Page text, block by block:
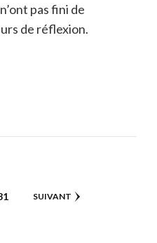
pas fini de
de réflexion.
SUIVANT